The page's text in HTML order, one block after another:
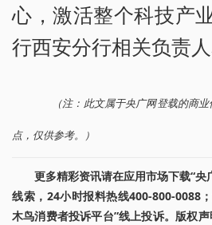
心，激活整个科技产
行西安分行相关负责人
（注：此文属于央广网登载的商
点，仅供参考。）
更多精彩资讯请在应用市场下载“央
线索，24小时报料热线400-800-0088
木鸟消费者投诉平台”线上投诉。版权